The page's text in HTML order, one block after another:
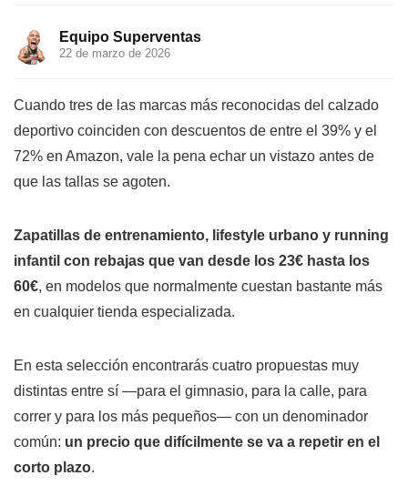
Equipo Superventas
22 de marzo de 2026
Cuando tres de las marcas más reconocidas del calzado
deportivo coinciden con descuentos de entre el 39% y el
72% en Amazon, vale la pena echar un vistazo antes de
que las tallas se agoten.
Zapatillas de entrenamiento, lifestyle urbano y running
infantil con rebajas que van desde los 23€ hasta los
60€, en modelos que normalmente cuestan bastante más
en cualquier tienda especializada.
En esta selección encontrarás cuatro propuestas muy
distintas entre sí —para el gimnasio, para la calle, para
correr y para los más pequeños— con un denominador
común: un precio que difícilmente se va a repetir en el
corto plazo.